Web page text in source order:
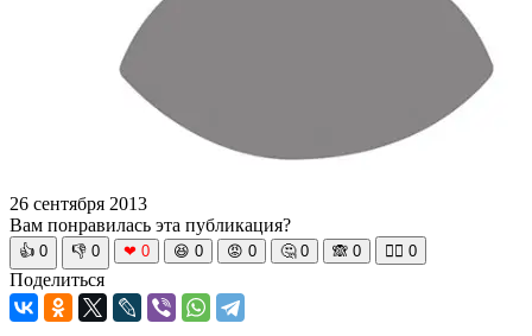
26 сентября 2013
Вам понравилась эта публикация?
👍 0 👎 0 ❤ 0 😆 0 😡 0 🤔 0 🙈 0 🧘‍♀️ 0
Поделиться